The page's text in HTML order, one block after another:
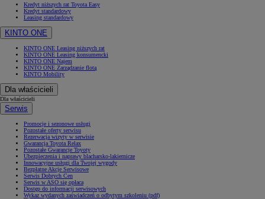
Kredyt niższych rat Toyota Easy
Kredyt standardowy
Leasing standardowy
KINTO ONE
KINTO ONE Leasing niższych rat
KINTO ONE Leasing konsumencki
KINTO ONE Najem
KINTO ONE Zarządzanie flotą
KINTO Mobility
Dla właścicieli
Dla właścicieli
Serwis
Promocje i sezonowe usługi
Pozostałe oferty serwisu
Rezerwacja wizyty w serwisie
Gwarancja Toyota Relax
Pozostałe Gwarancje Toyoty
Ubezpieczenia i naprawy blacharsko-lakiernicze
Innowacyjne usługi dla Twojej wygody
Bezpłatne Akcje Serwisowe
Serwis Dobrych Cen
Serwis w ASO się opłaca
Dostęp do informacji serwisowych
Wykaz wydanych zaświadczeń o odbytym szkoleniu (pdf)